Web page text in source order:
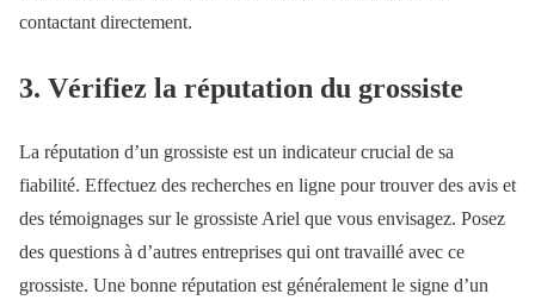
contactant directement.
3. Vérifiez la réputation du grossiste
La réputation d’un grossiste est un indicateur crucial de sa
fiabilité. Effectuez des recherches en ligne pour trouver des avis et
des témoignages sur le grossiste Ariel que vous envisagez. Posez
des questions à d’autres entreprises qui ont travaillé avec ce
grossiste. Une bonne réputation est généralement le signe d’un